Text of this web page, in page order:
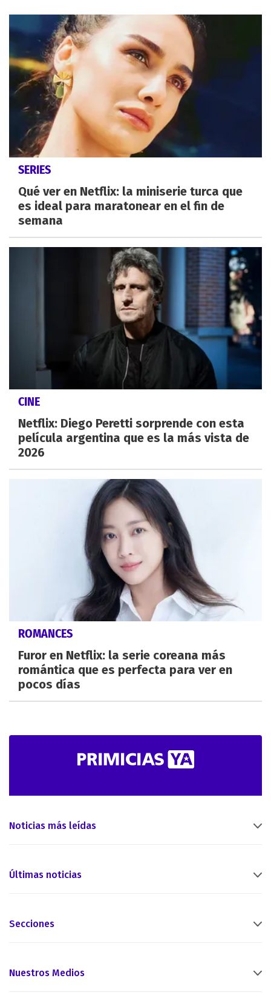
SERIES
Qué ver en Netflix: la miniserie turca que
es ideal para maratonear en el fin de
semana
CINE
Netflix: Diego Peretti sorprende con esta
película argentina que es la más vista de
2026
ROMANCES
Furor en Netflix: la serie coreana más
romántica que es perfecta para ver en
pocos días
Noticias más leídas
Últimas noticias
Secciones
Nuestros Medios